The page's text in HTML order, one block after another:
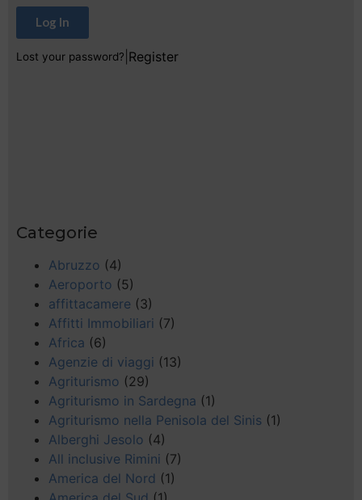
Log In
Lost your password? Register
Categorie
Abruzzo (4)
Aeroporto (5)
affittacamere (3)
Affitti Immobiliari (7)
Africa (6)
Agenzie di viaggi (13)
Agriturismo (29)
Agriturismo in Sardegna (1)
Agriturismo nella Penisola del Sinis (1)
Alberghi Jesolo (4)
All inclusive Rimini (7)
America del Nord (1)